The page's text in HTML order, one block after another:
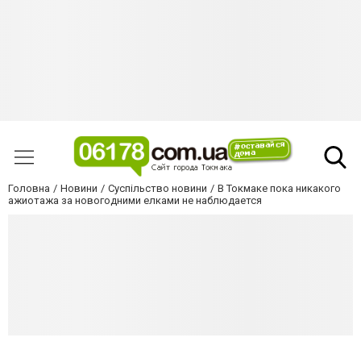
Головна Новини Суспільство новини
В Токмаке пока никакого
ажиотажа за новогодними елками не наблюдается